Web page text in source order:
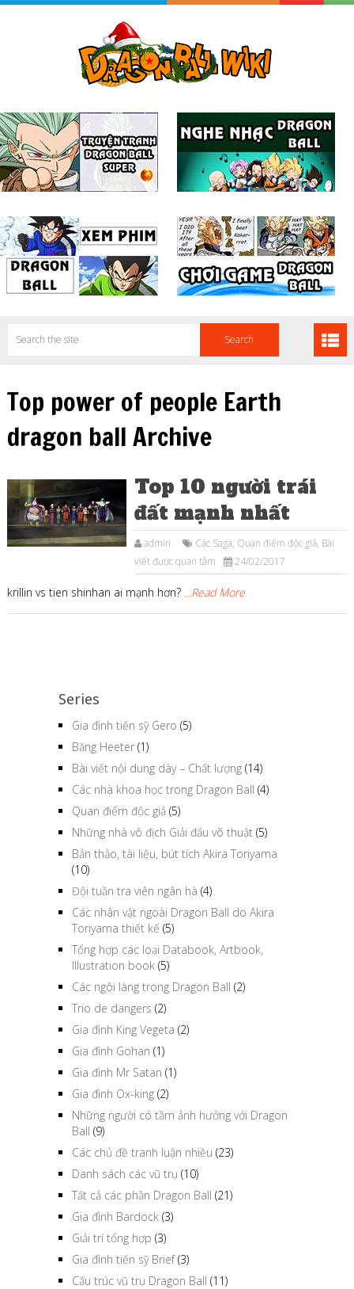
Top power of people Earth
dragon ball Archive
Top 10 người trái
đất mạnh nhất
admin Các Saga, Quan điểm độc giả, Bài
viết được quan tâm
24/02/2017
krillin vs tien shinhan ai mạnh hơn? ...Read More
Series
Gia đình tiến sỹ Gero (5)
Băng Heeter (1)
Bài viết nội dung dày – Chất lượng (14)
Các nhà khoa học trong Dragon Ball (4)
Quan điểm độc giả (5)
Những nhà vô địch Giải đấu võ thuật (5)
Bản thảo, tài liệu, bút tích Akira Toriyama
(10)
Đội tuần tra viên ngân hà (4)
Các nhân vật ngoài Dragon Ball do Akira
Toriyama thiết kế (5)
Tổng hợp các loại Databook, Artbook,
Illustration book (5)
Các ngôi làng trong Dragon Ball (2)
Trio de dangers (2)
Gia đình King Vegeta (2)
Gia đình Gohan (1)
Gia đình Mr Satan (1)
Gia đình Ox-king (2)
Những người có tầm ảnh hưởng với Dragon
Ball (9)
Các chủ đề tranh luận nhiều (23)
Danh sách các vũ trụ (10)
Tất cả các phần Dragon Ball (21)
Gia đình Bardock (3)
Giải trí tổng hợp (3)
Gia đình tiến sỹ Brief(3)
Cấu trúc vũ trụ Dragon Ball (11)